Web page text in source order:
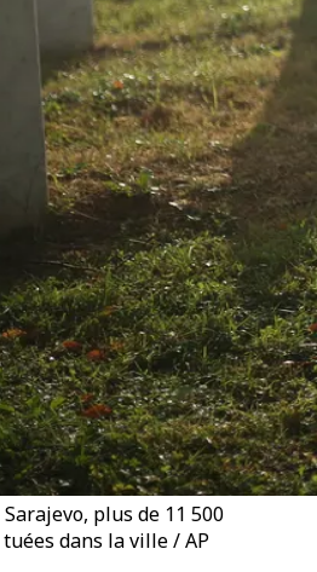
plus de 11 500
dans la ville / AP